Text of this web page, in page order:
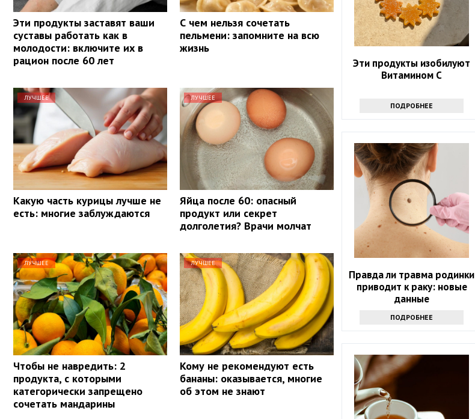
Эти продукты заставят ваши
суставы работать как в
молодости: включите их в
рацион после 60 лет
С чем нельзя сочетать
пельмени: запомните на всю
жизнь
ЛУЧШЕЕ
Какую часть курицы лучше не
есть: многие заблуждаются
ЛУЧШЕЕ
Яйца после 60: опасный
продукт или секрет
долголетия? Врачи молчат
ЛУЧШЕЕ
Чтобы не навредить: 2
продукта, с которыми
категорически запрещено
сочетать мандарины
ЛУЧШЕЕ
Кому не рекомендуют есть
бананы: оказывается, многие
об этом не знают
Эти продукты изобилуют
Витамином С
ПОДРОБНЕЕ
Правда ли травма родинки
приводит к раку: новые
данные
ПОДРОБНЕЕ